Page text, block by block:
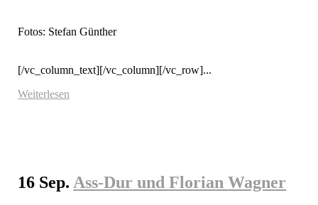
Fotos: Stefan Günther
[/vc_column_text][/vc_column][/vc_row]...
Weiterlesen
16 Sep. Ass-Dur und Florian Wagner